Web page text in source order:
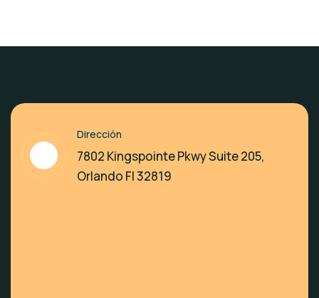
Dirección
7802 Kingspointe Pkwy Suite 205,
Orlando Fl 32819